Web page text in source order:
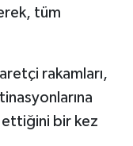
tüm
rakamları,
ettiğini bir kez